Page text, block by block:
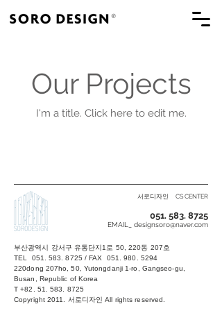
Our Projects
I'm a title. ​Click here to edit me.
서로디자인 CS CENTER
051. 583. 8725
EMAIL_ designsoro@naver.com
부산광역시 강서구 유통단지1로 50, 220동 207호
TEL 051. 583. 8725 / FAX 051. 980. 5294
220dong 207ho, 50, Yutongdanji 1-ro, Gangseo-gu,
Busan, Republic of Korea
T+82. 51. 583. 8725
Copyright 2011. 서로디자인 All rights reserved.